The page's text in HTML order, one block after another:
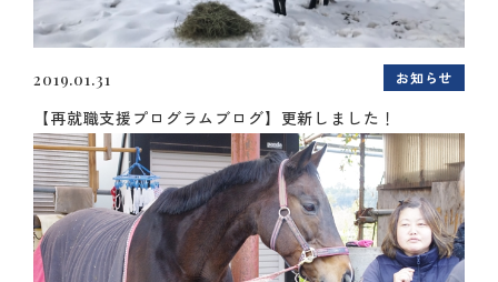
2019.01.31 お知らせ
【再就職支援プログラムブログ】更新しました！